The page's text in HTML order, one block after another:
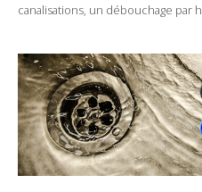
canalisations, un débouchage par